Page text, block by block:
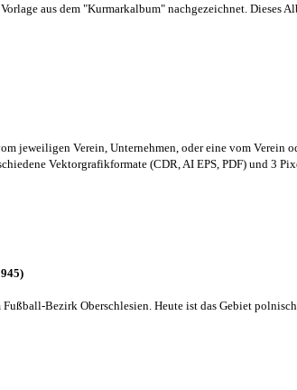
aus dem "Kurmarkalbum" nachgezeichnet. Dieses
jeweiligen Verein, Unternehmen, oder eine vom Verein
Vektorgrafikformate (CDR, AI EPS, PDF) und 3
Bezirk Oberschlesien. Heute ist das Gebiet polnisch.